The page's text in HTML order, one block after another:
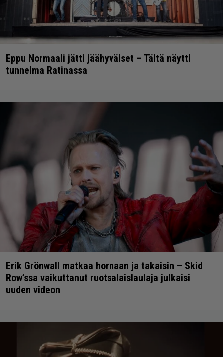
Eppu Normaali jätti jäähyväiset – Tältä näytti
tunnelma Ratinassa
Erik Grönwall matkaa hornaan ja takaisin – Skid
Row’ssa vaikuttanut ruotsalaislaulaja julkaisi
uuden videon